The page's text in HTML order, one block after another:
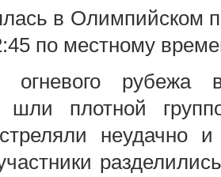
в Олимпийском
по местному
огневого рубежа
шли плотной
неудачно